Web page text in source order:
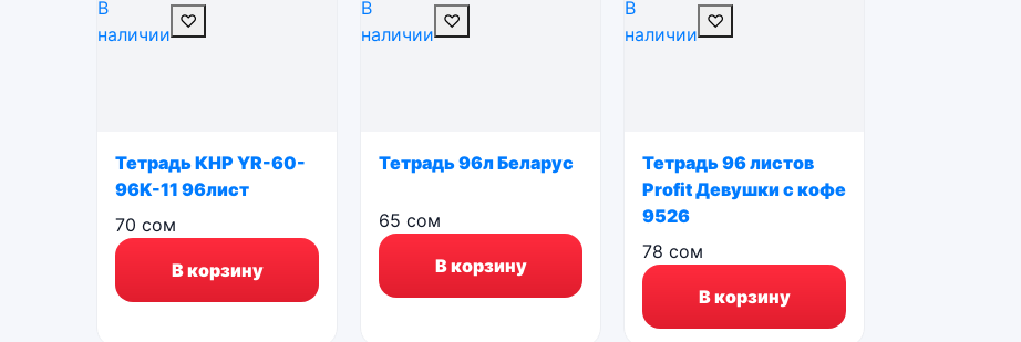
В
наличии
♡
Тетрадь КНР YR-60-
96K-11 96лист
70 сом
В корзину
В
наличии
♡
Тетрадь 96л Беларус
65 сом
В корзину
В
наличии
♡
Тетрадь 96 листов
Profit Девушки с кофе
9526
78 сом
В корзину